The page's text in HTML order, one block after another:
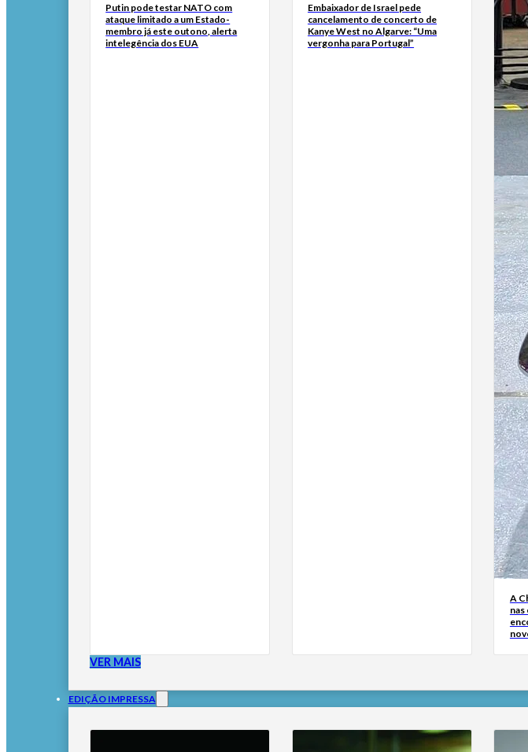
Putin pode testar NATO com
ataque limitado a um Estado-
membro já este outono, alerta
intelegência dos EUA
Embaixador de Israel pede
cancelamento de concerto de
Kanye West no Algarve: “Uma
vergonha para Portugal”
A
nas
VER MAIS
EDIÇÃO IMPRESSA